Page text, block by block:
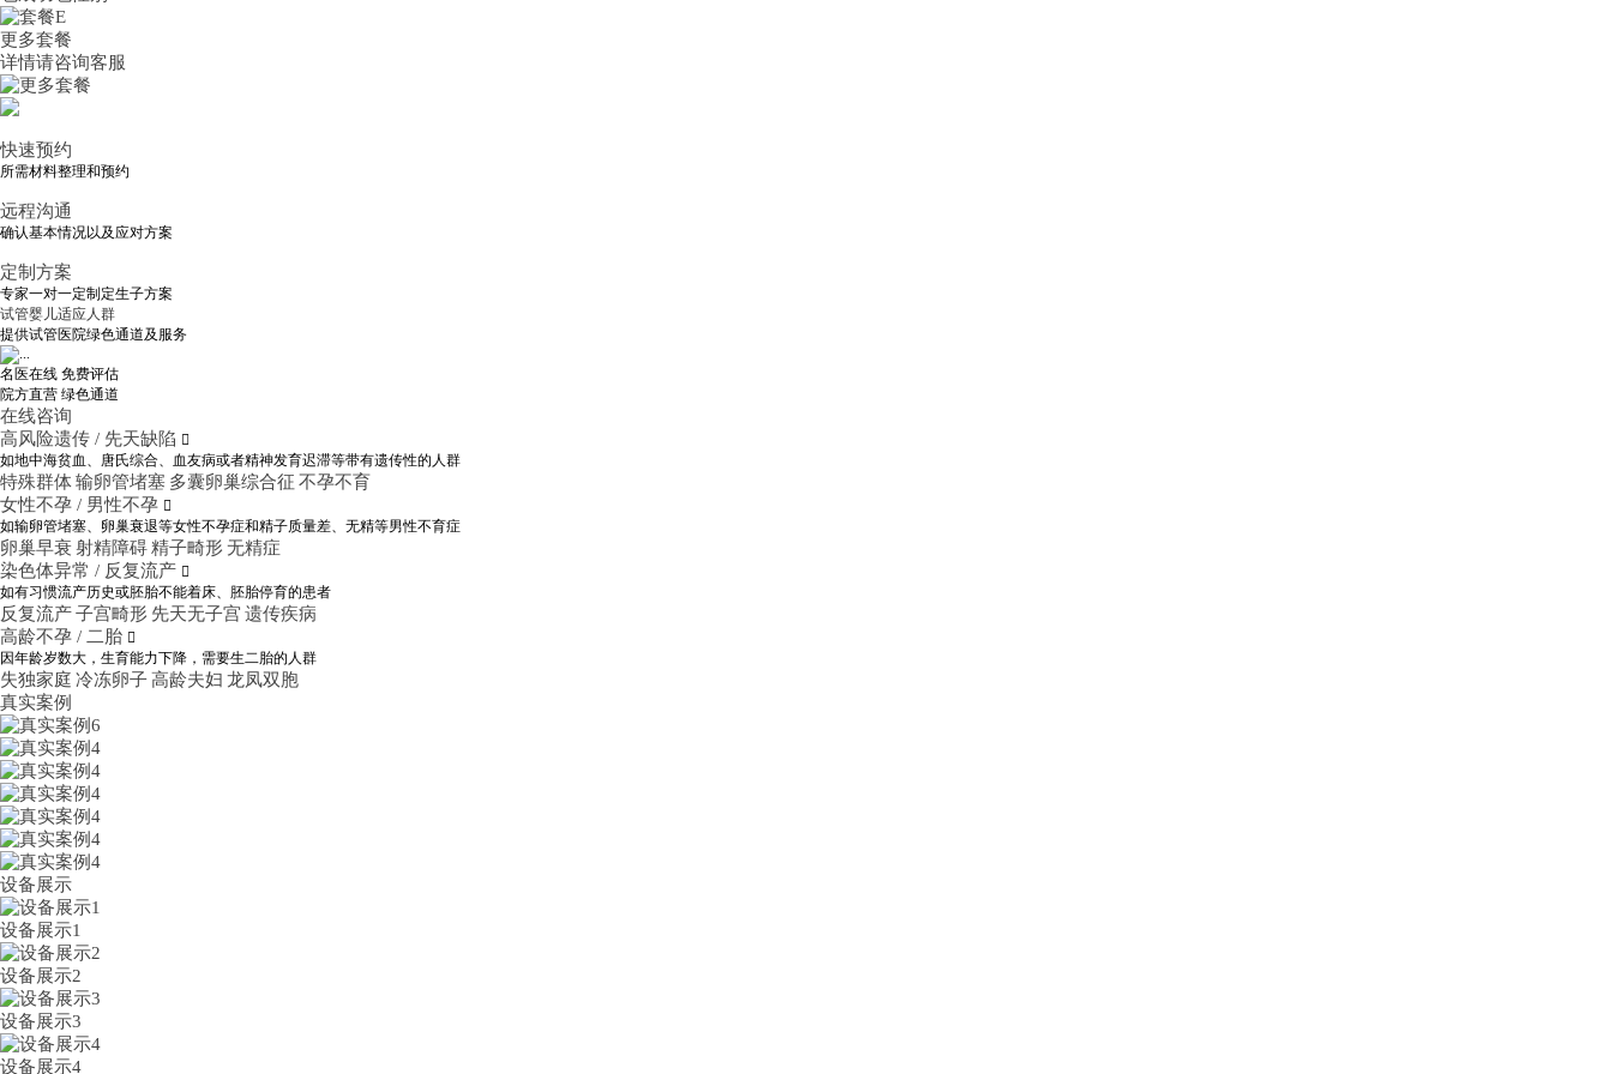
更多套餐
详情请咨询客服
快速预约
所需材料整理和预约
远程沟通
确认基本情况以及应对方案
定制方案
专家一对一定制定生子方案
试管婴儿适应人群
提供试管医院绿色通道及服务
名医在线 免费评估
院方直营 绿色通道
在线咨询
高风险遗传 / 先天缺陷 
如地中海贫血、唐氏综合、血友病或者精神发育迟滞等带有遗传性的人群
特殊群体输卵管堵塞 多囊卵巢综合征 不孕不育
女性不孕 / 男性不孕 
如输卵管堵塞、卵巢衰退等女性不孕症和精子质量差、无精等男性不育症
卵巢早衰射精障碍精子畸形 无精症
染色体异常 / 反复流产 
如有习惯流产历史或胚胎不能着床、胚胎停育的患者
反复流产子宫畸形 先天无子宫 遗传疾病
高龄不孕 / 二胎 
因年龄岁数大，生育能力下降，需要生二胎的人群
失独家庭 冷冻卵子高龄夫妇 龙凤双胞
真实案例
设备展示
设备展示1
设备展示2
设备展示3
设备展示4